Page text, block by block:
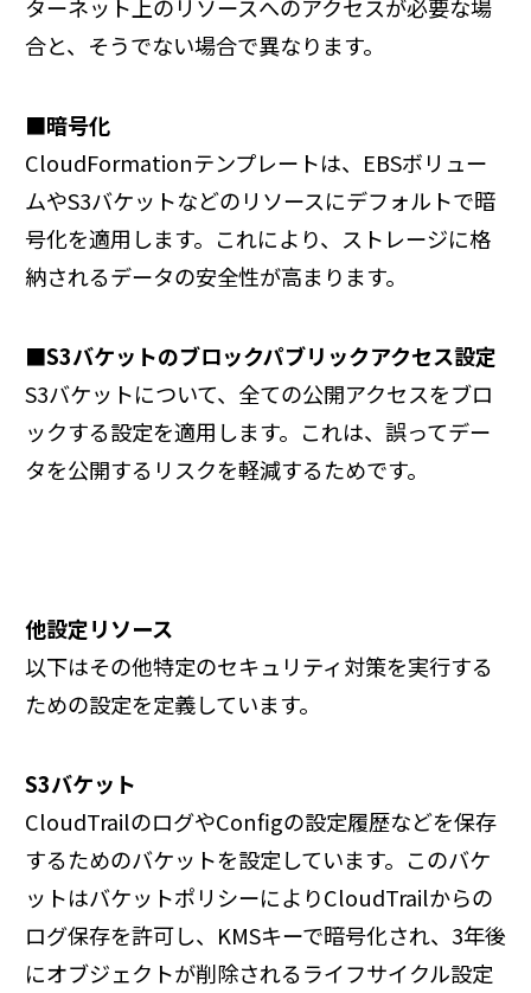
ターネット上のリソースへのアクセスが必要な場
合と、そうでない場合で異なります。
■暗号化
CloudFormationテンプレートは、EBSボリュー
ムやS3バケットなどのリソースにデフォルトで暗
号化を適用します。これにより、ストレージに格
納されるデータの安全性が高まります。
■S3バケットのブロックパブリックアクセス設定
S3バケットについて、全ての公開アクセスをブロ
ックする設定を適用します。これは、誤ってデー
タを公開するリスクを軽減するためです。
他設定リソース
以下はその他特定のセキュリティ対策を実行する
ための設定を定義しています。
S3バケット
CloudTrailのログやConfigの設定履歴などを保存
するためのバケットを設定しています。このバケ
ットはバケットポリシーによりCloudTrailからの
ログ保存を許可し、KMSキーで暗号化され、3年後
にオブジェクトが削除されるライフサイクル設定